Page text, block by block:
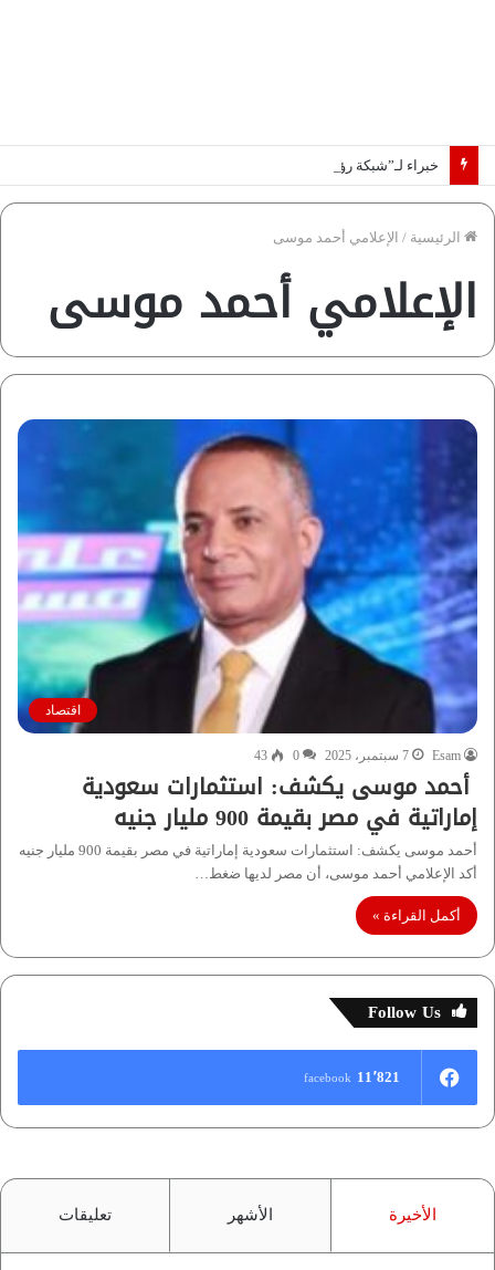
خبراء لـ”شبكة رؤية”: «اتفاق مكة» يغيّر قواعد اللعبة بالشرق الأوسط
الرئيسية / الإعلامي أحمد موسى
الإعلامي أحمد موسى
اقتصاد
Esam 7 سبتمبر، 2025 0
43
أحمد موسى يكشف: استثمارات سعودية
إماراتية في مصر بقيمة 900 مليار جنيه
أحمد موسى يكشف: استثمارات سعودية إماراتية في مصر بقيمة 900 مليار جنيه
أكد الإعلامي أحمد موسى، أن مصر لديها ضغط…
أكمل القراءة »
Follow Us
11٬821 facebook
الأخيرة الأشهر تعليقات